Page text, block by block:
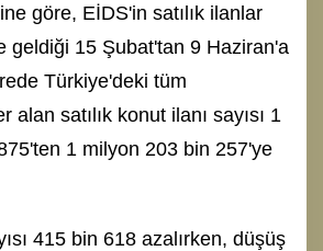
göre, EİDS'in satılık ilanlar
geldiği 15 Şubat'tan 9 Haziran'a
Türkiye'deki tüm
alan satılık konut ilanı sayısı 1
1 milyon 203 bin 257'ye
415 bin 618 azalırken, düşüş